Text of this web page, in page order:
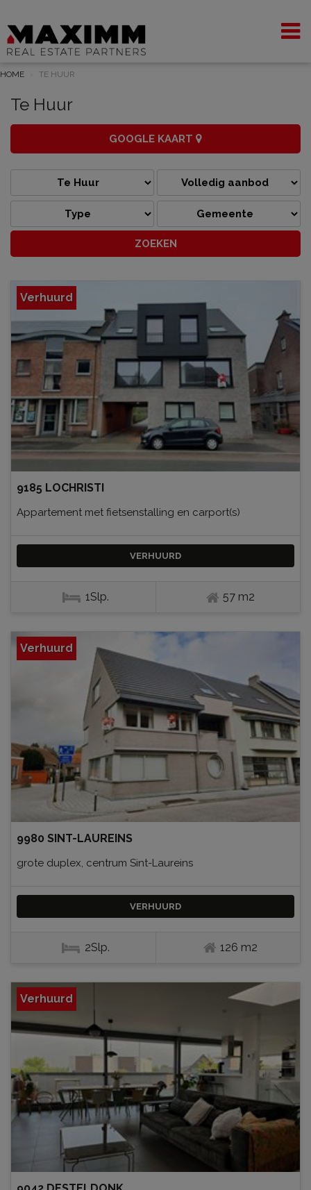
HOME TE HUUR
Te Huur
GOOGLE KAART
Verhuurd
9185 LOCHRISTI
Appartement met fietsenstalling en carport(s)
VERHUURD
1Slp. 57 m2
Verhuurd
9980 SINT-LAUREINS
grote duplex, centrum Sint-Laureins
VERHUURD
2Slp. 126 m2
Verhuurd